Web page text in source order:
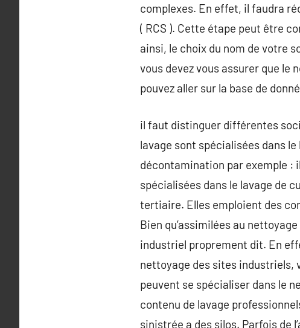
complexes. En effet, il faudra
( RCS ). Cette étape peut être
ainsi, le choix du nom de votre
vous devez vous assurer que le
pouvez aller sur la base de
il faut distinguer différentes
lavage sont spécialisées dans
décontamination par exemple :
spécialisées dans le lavage de
tertiaire. Elles emploient des
Bien qu’assimilées au
industriel proprement dit. En
nettoyage des sites industriels,
peuvent se spécialiser dans le
contenu de lavage
sinistrée a des silos. Parfois de